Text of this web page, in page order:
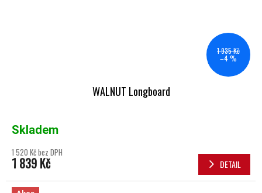
1 935 Kč
–4 %
WALNUT Longboard
Skladem
1 520 Kč bez DPH
1 839 Kč DETAIL